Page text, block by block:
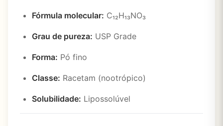
Fórmula molecular: C₁₂H₁₃NO₃
Grau de pureza: USP Grade
Forma: Pó fino
Classe: Racetam (nootrópico)
Solubilidade: Lipossolúvel